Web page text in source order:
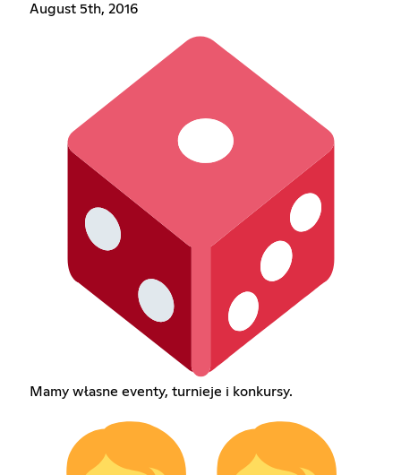
August 5th, 2016
Mamy własne eventy, turnieje i konkursy.